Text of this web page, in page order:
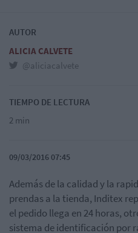
AUTOR
ALICIA CALVETE
@aliciacalvete
TIEMPO DE LECTURA
2 min
09/03/2016 07:45
Además de la calidad y la
prendas a la tienda, Inditex
el pedido llega en 24 horas,
sistema de identificación por